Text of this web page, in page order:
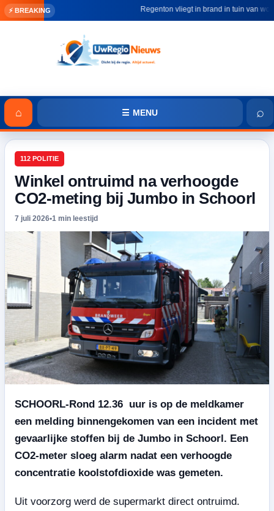
⚡ BREAKING Regenton vliegt in brand in tuin van woning
⌂ ☰ MENU ⌕
112 POLITIE
Winkel ontruimd na verhoogde
CO2-meting bij Jumbo in Schoorl
7 juli 2026•1 min leestijd
SCHOORL-Rond 12.36 uur is op de meldkamer
een melding binnengekomen van een incident met
gevaarlijke stoffen bij de Jumbo in Schoorl. Een
CO2-meter sloeg alarm nadat een verhoogde
concentratie koolstofdioxide was gemeten.
Uit voorzorg werd de supermarkt direct ontruimd.